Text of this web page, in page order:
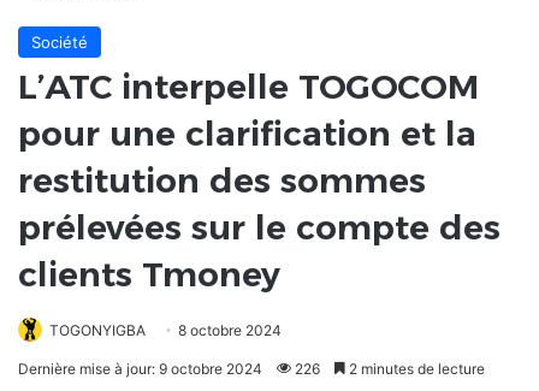
Société
L’ATC interpelle TOGOCOM
pour une clarification et la
restitution des sommes
prélevées sur le compte des
clients Tmoney
TOGONYIGBA 8 octobre 2024
Dernière mise à jour: 9 octobre 2024 226 2 minutes de lecture